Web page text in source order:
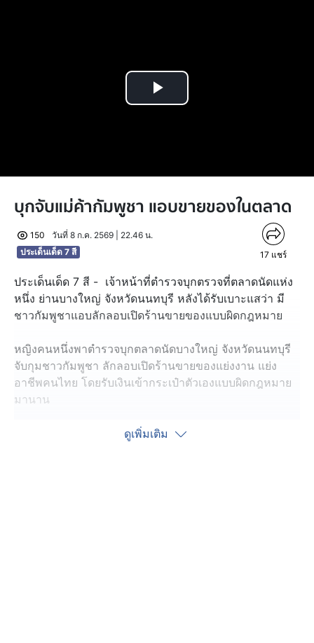
Play
บุกจับแม่ค้ากัมพูชา แอบขายของในตลาด
150
วันที่ 8 ก.ค. 2569 | 22.46 น.
ประเด็นเด็ด 7 สี
17 แชร์
ประเด็นเด็ด 7 สี - เจ้าหน้าที่ตำรวจบุกตรวจที่ตลาดนัดแห่ง
หนึ่ง ย่านบางใหญ่ จังหวัดนนทบุรี หลังได้รับเบาะแสว่า มี
ชาวกัมพูชาแอบลักลอบเปิดร้านขายของแบบผิดกฎหมาย
หญิงคนหนึ่งพาตำรวจบุกตลาดนัดบางใหญ่ จังหวัดนนทบุรี
จับกุมชาวกัมพูชา ลักลอบเปิดร้านขายของแย่งงาน แย่ง
อาชีพคนไทย โดยรับเงินเข้ากระเป๋าตัวเองแบบผิดกฎหมาย
มานาน
ในคลิปจะเห็นว่า แม่ค้าชาวกัมพูชา เธออ้างตัวเป็นเพียง
ดูเพิ่มเติม